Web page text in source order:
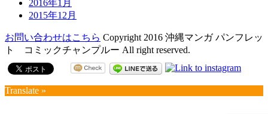
2016年1月
2015年12月
お問い合わせはこちら Copyright 2016 沖縄マンガ パンフレッ
ト コミックチャンプルー All right reserved.
Translate »